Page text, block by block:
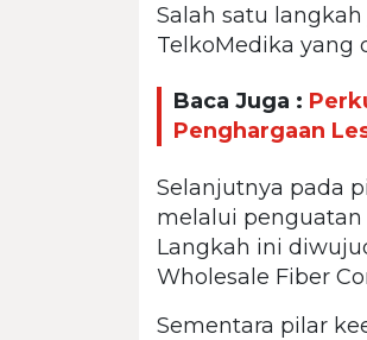
Salah satu
TelkoMedika yang
Baca Juga :
Penghargaan
Selanjutnya pada
melalui
Langkah ini
Wholesale Fiber
Sementara pilar